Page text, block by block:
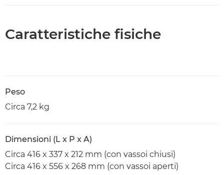
Caratteristiche fisiche
Peso
Circa 7,2 kg
Dimensioni (L x P x A)
Circa 416 x 337 x 212 mm (con vassoi chiusi)
Circa 416 x 556 x 268 mm (con vassoi aperti)